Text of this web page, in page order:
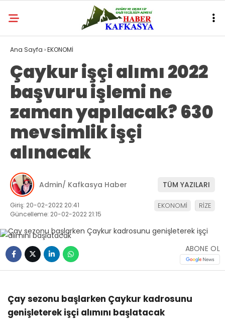
Ana Sayfa ›EKONOMİ
Çaykur işçi alımı 2022
başvuru işlemi ne
zaman yapılacak? 630
mevsimlik işçi
alınacak
Admin/ Kafkasya Haber TÜM YAZILARI
Giriş: 20-02-2022 20:41
Güncelleme: 20-02-2022 21:15
EKONOMİ RİZE
ABONE OL
Çay sezonu başlarken Çaykur kadrosunu
genişleterek işçi alımını başlatacak